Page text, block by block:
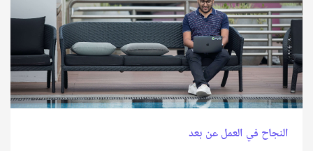
النجاح في العمل عن بعد